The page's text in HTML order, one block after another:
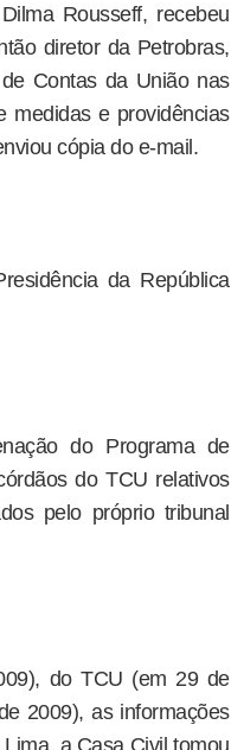
Rousseff, recebeu
diretor da Petrobras,
Contas da União nas
medidas e providências
cópia do e-mail.
da República
do Programa de
do TCU relativos
pelo próprio tribunal
do TCU (em 29 de
2009), as informações
a Casa Civil tomou